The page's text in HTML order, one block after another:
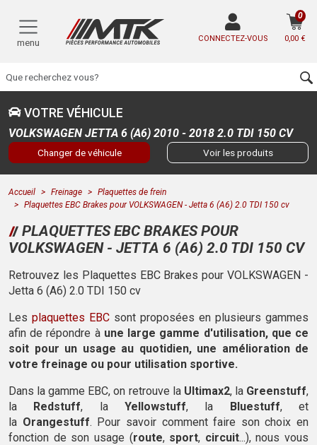
menu CONNECTEZ-VOUS 0,00 €
0
VOTRE VÉHICULE
VOLKSWAGEN JETTA 6 (A6) 2010 - 2018 2.0 TDI 150 CV
Changer de véhicule Voir les produits
Accueil Freinage
Plaquettes de frein
Plaquettes EBC Brakes pour VOLKSWAGEN - Jetta 6 (A6) 2.0 TDI 150 cv
PLAQUETTES EBC BRAKES POUR
VOLKSWAGEN - JETTA 6 (A6) 2.0 TDI 150 CV
Retrouvez les Plaquettes EBC Brakes pour VOLKSWAGEN -
Jetta 6 (A6) 2.0 TDI 150 cv
Les plaquettes EBC sont proposées en plusieurs gammes
afin de répondre àune large gamme d'utilisation, que ce
soit pour un usage au quotidien, une amélioration de
votre freinage ou pour utilisation sportive.
Dans la gamme EBC, on retrouve la Ultimax2, la Greenstuff,
la Redstuff, laYellowstuff, la Bluestuff, et
la Orangestuff. Pour savoir comment faire son choix en
fonction de son usage (route, sport, circuit...), nous vous